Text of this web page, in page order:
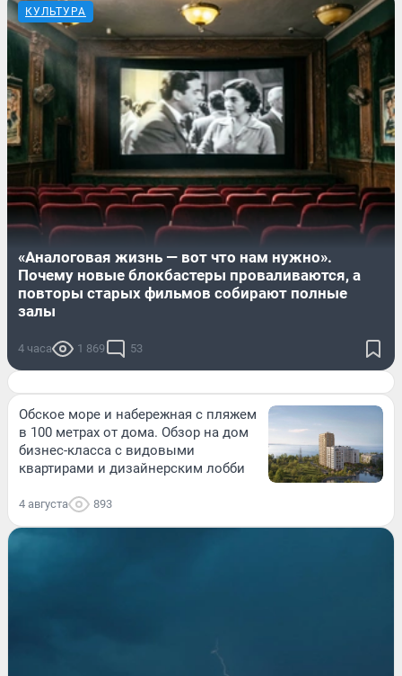
КУЛЬТУРА
«Аналоговая жизнь — вот что нам нужно».
Почему новые блокбастеры проваливаются, а
повторы старых фильмов собирают полные
залы
4 часа 1 869 53
Обское море и набережная с пляжем
в 100 метрах от дома. Обзор на дом
бизнес-класса с видовыми
квартирами и дизайнерским лобби
4 августа 893